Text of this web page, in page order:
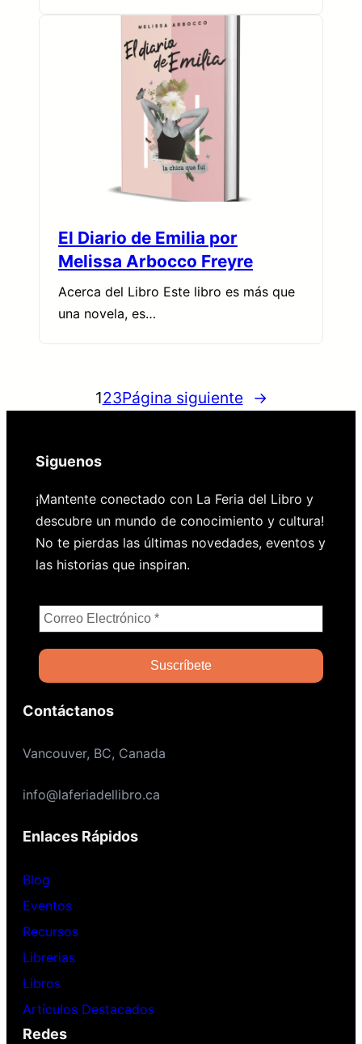
El Diario de Emilia por
Melissa Arbocco Freyre
Acerca del Libro Este libro es más que
una novela, es…
123Página siguiente →
Siguenos
¡Mantente conectado con La Feria del Libro y
descubre un mundo de conocimiento y cultura!
No te pierdas las últimas novedades, eventos y
las historias que inspiran.
Contáctanos
Vancouver, BC, Canada
info@laferiadellibro.ca
Enlaces Rápidos
Blog
Eventos
Recursos
Librerias
Libros
Artículos Destacados
Redes